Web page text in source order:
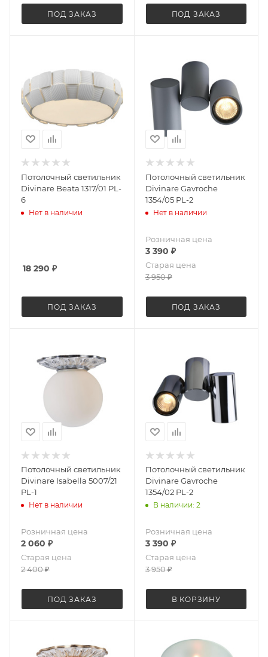
ПОД ЗАКАЗ ПОД ЗАКАЗ
Потолочный светильник
Divinare Beata 1317/01 PL-
6
Нет в наличии
18 290 ₽
ПОД ЗАКАЗ
Потолочный светильник
Divinare Gavroche
1354/05 PL-2
Нет в наличии
Розничная цена
3 390 ₽
Старая цена
3 950₽
ПОД ЗАКАЗ
Потолочный светильник
Divinare Isabella 5007/21
PL-1
Нет в наличии
Розничная цена
2 060 ₽
Старая цена
2 400₽
ПОД ЗАКАЗ
Потолочный светильник
Divinare Gavroche
1354/02 PL-2
В наличии: 2
Розничная цена
3 390 ₽
Старая цена
3 950₽
В КОРЗИНУ